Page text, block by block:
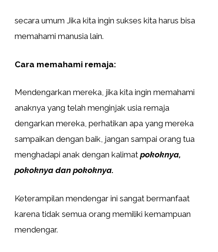
secara umum Jika kita ingin sukses kita harus bisa
memahami manusia lain.
Cara memahami remaja:
Mendengarkan mereka, jika kita ingin memahami
anaknya yang telah menginjak usia remaja
dengarkan mereka, perhatikan apa yang mereka
sampaikan dengan baik, jangan sampai orang tua
menghadapi anak dengan kalimat pokoknya,
pokoknya dan pokoknya.
Keterampilan mendengar ini sangat bermanfaat
karena tidak semua orang memiliki kemampuan
mendengar.